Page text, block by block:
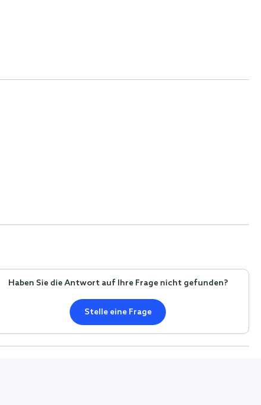
Haben Sie die Antwort auf Ihre Frage nicht gefunden?
Stelle eine Frage